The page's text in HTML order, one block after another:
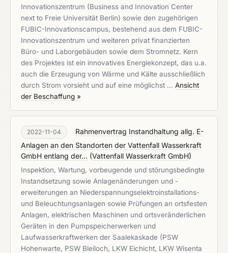
Innovationszentrum (Business and Innovation Center
next to Freie Universität Berlin) sowie den zugehörigen
FUBIC-Innovationscampus, bestehend aus dem FUBIC-
Innovationszentrum und weiteren privat finanzierten
Büro- und Laborgebäuden sowie dem Stromnetz. Kern
des Projektes ist ein innovatives Energiekonzept, das u.a.
auch die Erzeugung von Wärme und Kälte ausschließlich
durch Strom vorsieht und auf eine möglichst … Ansicht
der Beschaffung »
2022-11-04
Rahmenvertrag Instandhaltung allg. E-
Anlagen an den Standorten der Vattenfall Wasserkraft
GmbH entlang der... (Vattenfall Wasserkraft GmbH)
Inspektion, Wartung, vorbeugende und störungsbedingte
Instandsetzung sowie Anlagenänderungen und -
erweiterungen an Niederspannungselektroinstallations-
und Beleuchtungsanlagen sowie Prüfungen an ortsfesten
Anlagen, elektrischen Maschinen und ortsveränderlichen
Geräten in den Pumpspeicherwerken und
Laufwasserkraftwerken der Saalekaskade (PSW
Hohenwarte, PSW Bleiloch, LKW Eichicht, LKW Wisenta